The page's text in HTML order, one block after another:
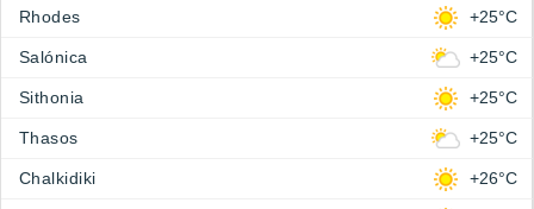
Rhodes +25°C
Salónica +25°C
Sithonia +25°C
Thasos +25°C
Chalkidiki +26°C